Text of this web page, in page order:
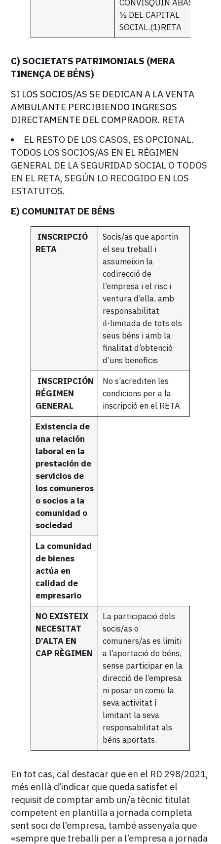
CONVISQUIN ABAST
½ DEL CAPITAL
SOCIAL.(1)RETA
C) SOCIETATS PATRIMONIALS (MERA
TINENÇA DE BÉNS)
SI LOS SOCIOS/AS SE DEDICAN A LA VENTA
AMBULANTE PERCIBIENDO INGRESOS
DIRECTAMENTE DEL COMPRADOR. RETA
EL RESTO DE LOS CASOS, ES OPCIONAL.
TODOS LOS SOCIOS/AS EN EL RÉGIMEN
GENERAL DE LA SEGURIDAD SOCIAL O TODOS
EN EL RETA, SEGÚN LO RECOGIDO EN LOS
ESTATUTOS.
E) COMUNITAT DE BÉNS
INSCRIPCIÓ
RETA
Socis/as que aportin
el seu treball i
assumeixin la
codirecció de
l’empresa i el risc i
ventura d’ella, amb
responsabilitat
il·limitada de tots els
seus béns i amb la
finalitat d’obtenció
d’uns beneficis
INSCRIPCIÓN
RÉGIMEN
GENERAL
No s’acrediten les
condicions per a la
inscripció en el RETA
Existencia de
una relación
laboral en la
prestación de
servicios de
los comuneros
o socios a la
comunidad o
sociedad
La comunidad
de bienes
actúa en
calidad de
empresario
NO EXISTEIX
NECESITAT
D’ALTA EN
CAP RÈGIMEN
La participació dels
socis/as o
comuners/as es limiti
a l’aportació de béns,
sense participar en la
direcció de l’empresa
ni posar en comú la
seva activitat i
limitant la seva
responsabilitat als
béns aportats.
En tot cas, cal destacar que en el RD 298/2021,
més enllà d’indicar que queda satisfet el
requisit de comptar amb un/a tècnic titulat
competent en plantilla a jornada completa
sent soci de l’empresa, també assenyala que
«sempre que treballi per a l’empresa a jornada